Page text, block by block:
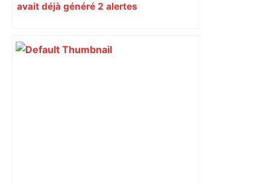
avait déjà généré 2 alertes